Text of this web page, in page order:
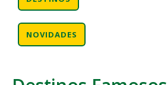
NOVIDADES